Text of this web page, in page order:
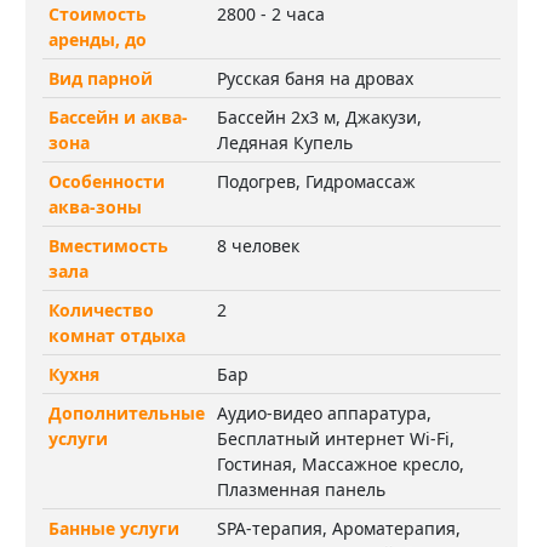
Стоимость
аренды, до
2800 - 2 часа
Вид парной
Русская баня на дровах
Бассейн и аква-
зона
Бассейн 2х3 м, Джакузи,
Ледяная Купель
Особенности
аква-зоны
Подогрев, Гидромассаж
Вместимость
зала
8 человек
Количество
комнат отдыха
2
Кухня
Бар
Дополнительные
услуги
Аудио-видео аппаратура,
Бесплатный интернет Wi-Fi,
Гостиная, Массажное кресло,
Плазменная панель
Банные услуги
SPA-терапия, Ароматерапия,